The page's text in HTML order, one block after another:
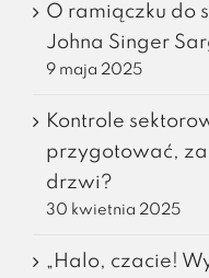
O ramiączku do
Johna Singer
9 maja 2025
Kontrole
przygotować,
drzwi?
30 kwietnia 2025
„Halo, czacie!